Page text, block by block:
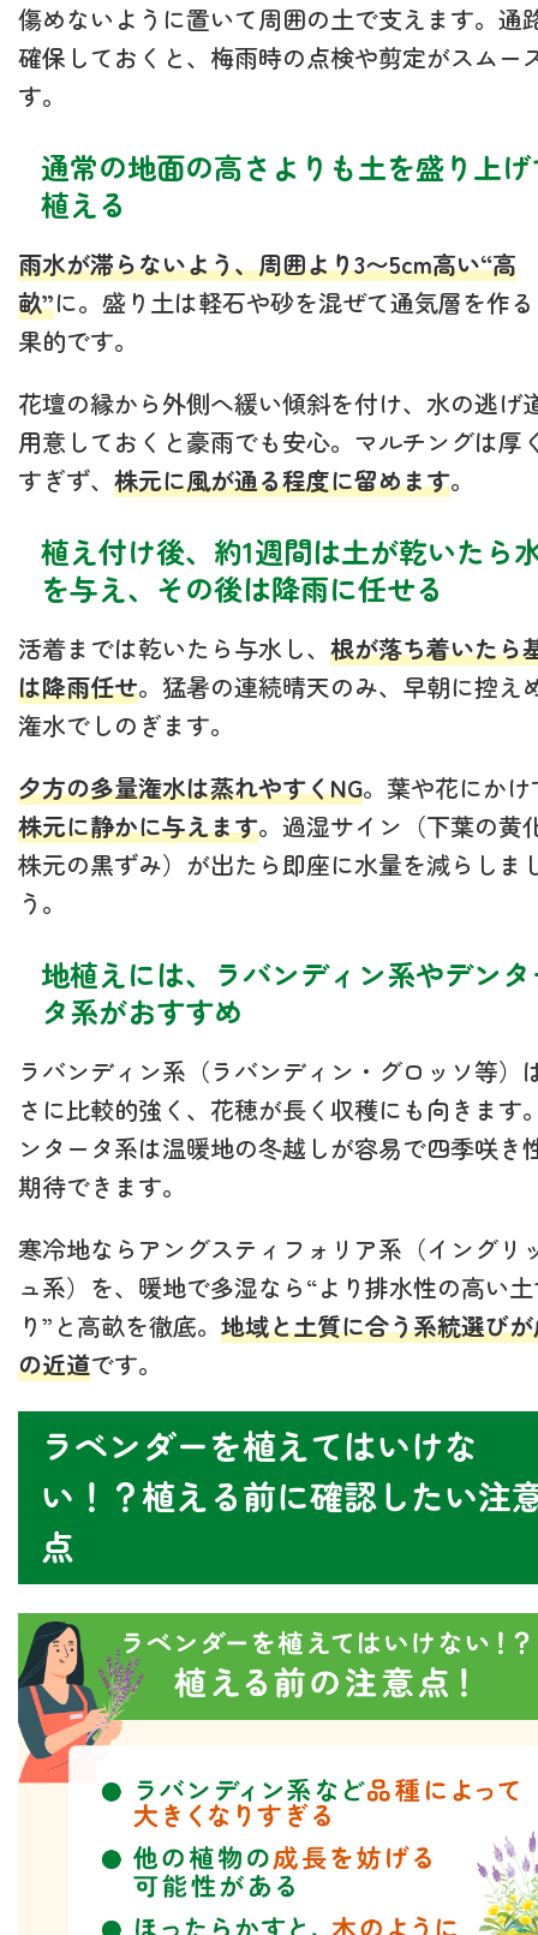
傷めないように置いて周囲の土で支えます。通
確保しておくと、梅雨時の点検や剪定がスムー
す。
通常の地面の高さよりも土を盛り上
植える
雨水が滞らないよう、周囲より3〜5cm高い“高
畝”に。盛り土は軽石や砂を混ぜて通気層を作
果的です。
花壇の縁から外側へ緩い傾斜を付け、水の逃げ
用意しておくと豪雨でも安心。マルチングは厚
すぎず、 株元に風が通る程度に留めます。
植え付け後、約1週間は土が乾いたら
を与え、その後は降雨に任せる
活着までは乾いたら与水し、 根が落ち着いたら
は降雨任せ。猛暑の連続晴天のみ、早朝に控え
潅水でしのぎます。
夕方の多量潅水は蒸れやすくNG。葉や花にか
株元に静かに与えます。過湿サイン（下葉の黄
株元の黒ずみ）が出たら即座に水量を減らしま
う。
地植えには、ラバンディン系やデン
タ系がおすすめ
ラバンディン系（ラバンディン・グロッソ等）
さに比較的強く、花穂が長く収穫にも向きます
ンタータ系は温暖地の冬越しが容易で四季咲き
期待できます。
寒冷地ならアングスティフォリア系（イングリ
ュ系）を、暖地で多湿なら“より排水性の高い
り”と高畝を徹底。 地域と土質に合う系統選び
の近道です。
ラベンダーを植えてはいけな
い！？植える前に確認したい注
点